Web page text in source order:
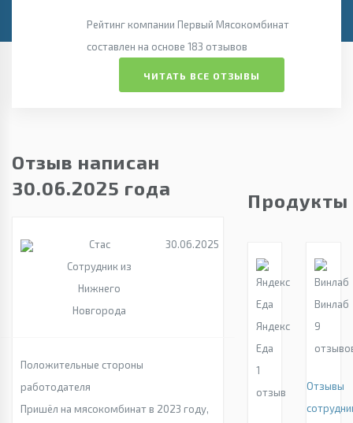
Рейтинг компании Первый Мясокомбинат
составлен на основе 183 отзывов
ЧИТАТЬ ВСЕ ОТЗЫВЫ
Отзыв написан
30.06.2025 года
Стас
Сотрудник из
Нижнего
Новгорода
30.06.2025
Положительные стороны
работодателя
Пришёл на мясокомбинат в 2023 году,
Продукты
Яндекс
Еда
1
отзыв
Винлаб
9
Отзывы